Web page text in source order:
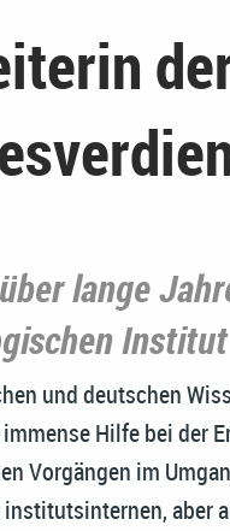
lange
und deutschen
Hilfe bei der
Vorgängen im
aber